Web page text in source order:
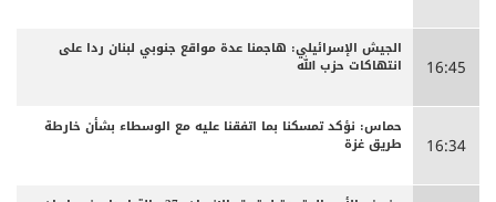
16:45
الجيش الإسرائيلي: هاجمنا عدة مواقع جنوبي لبنان ردا على
انتهاكات حزب الله
16:34
حماس: نؤكد تمسكنا بما اتفقنا عليه مع الوسطاء بشأن خارطة
طريق غزة